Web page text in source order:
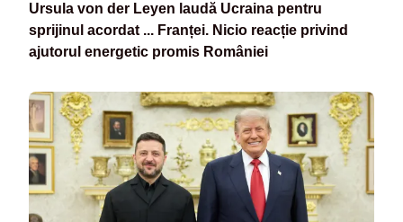
Ursula von der Leyen laudă Ucraina pentru
sprijinul acordat ... Franței. Nicio reacție privind
ajutorul energetic promis României